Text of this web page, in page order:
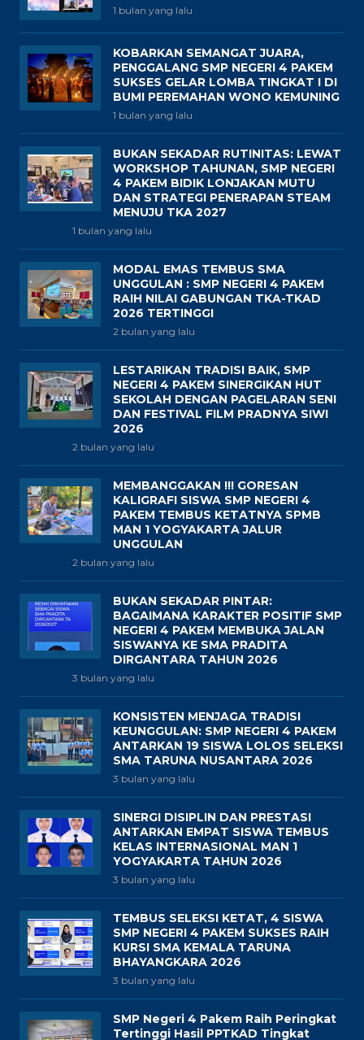
1 bulan yang lalu
KOBARKAN SEMANGAT JUARA,
PENGGALANG SMP NEGERI 4 PAKEM
SUKSES GELAR LOMBA TINGKAT I DI
BUMI PEREMAHAN WONO KEMUNING
1 bulan yang lalu
BUKAN SEKADAR RUTINITAS: LEWAT
WORKSHOP TAHUNAN, SMP NEGERI
4 PAKEM BIDIK LONJAKAN MUTU
DAN STRATEGI PENERAPAN STEAM
MENUJU TKA 2027
1 bulan yang lalu
MODAL EMAS TEMBUS SMA
UNGGULAN : SMP NEGERI 4 PAKEM
RAIH NILAI GABUNGAN TKA-TKAD
2026 TERTINGGI
2 bulan yang lalu
LESTARIKAN TRADISI BAIK, SMP
NEGERI 4 PAKEM SINERGIKAN HUT
SEKOLAH DENGAN PAGELARAN SENI
DAN FESTIVAL FILM PRADNYA SIWI
2026
2 bulan yang lalu
MEMBANGGAKAN !!! GORESAN
KALIGRAFI SISWA SMP NEGERI 4
PAKEM TEMBUS KETATNYA SPMB
MAN 1 YOGYAKARTA JALUR
UNGGULAN
2 bulan yang lalu
BUKAN SEKADAR PINTAR:
BAGAIMANA KARAKTER POSITIF SMP
NEGERI 4 PAKEM MEMBUKA JALAN
SISWANYA KE SMA PRADITA
DIRGANTARA TAHUN 2026
3 bulan yang lalu
KONSISTEN MENJAGA TRADISI
KEUNGGULAN: SMP NEGERI 4 PAKEM
ANTARKAN 19 SISWA LOLOS SELEKSI
SMA TARUNA NUSANTARA 2026
3 bulan yang lalu
SINERGI DISIPLIN DAN PRESTASI
ANTARKAN EMPAT SISWA TEMBUS
KELAS INTERNASIONAL MAN 1
YOGYAKARTA TAHUN 2026
3 bulan yang lalu
TEMBUS SELEKSI KETAT, 4 SISWA
SMP NEGERI 4 PAKEM SUKSES RAIH
KURSI SMA KEMALA TARUNA
BHAYANGKARA 2026
3 bulan yang lalu
SMP Negeri 4 Pakem Raih Peringkat
Tertinggi Hasil PPTKAD Tingkat